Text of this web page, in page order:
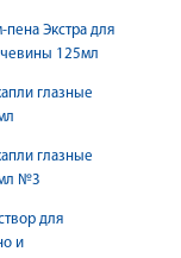
пена Экстра для
125мл
глазные
глазные
№3
для
и